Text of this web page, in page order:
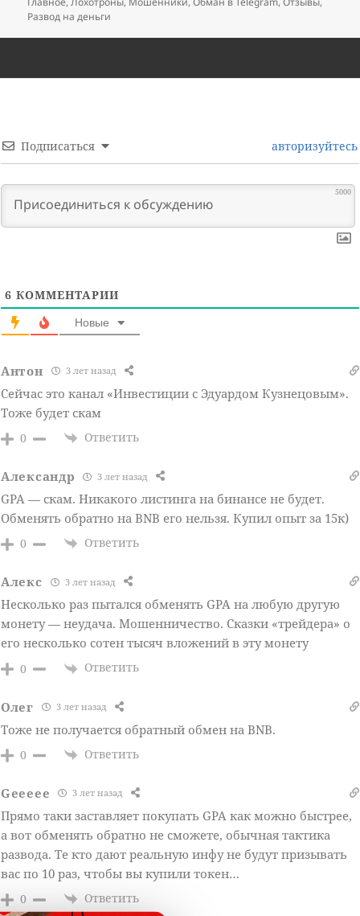
Развод на деньги
Подписаться авторизуйтесь
5000
6 КОММЕНТАРИИ
Новые
Антон 3 лет назад
Сейчас это канал «Инвестиции с Эдуардом Кузнецовым».
Тоже будет скам
0 Ответить
Александр 3 лет назад
GPA — скам. Никакого листинга на бинансе не будет.
Обменять обратно на BNB его нельзя. Купил опыт за 15к)
0 Ответить
Алекс 3 лет назад
Несколько раз пытался обменять GPA на любую другую
монету — неудача. Мошенничество. Сказки «трейдера» о
его несколько сотен тысяч вложений в эту монету
0 Ответить
Олег 3 лет назад
Тоже не получается обратный обмен на BNB.
0 Ответить
Geeeee 3 лет назад
Прямо таки заставляет покупать GPA как можно быстрее,
а вот обменять обратно не сможете, обычная тактика
развода. Те кто дают реальную инфу не будут призывать
вас по 10 раз, чтобы вы купили токен…
0 Ответить